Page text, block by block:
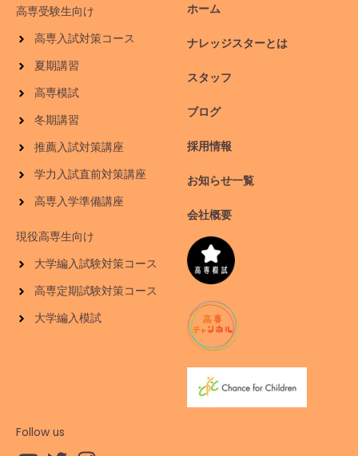
高専受験生向け
高専入試対策コース
夏期講習
高専模試
冬期講習
推薦入試対策講座
学力入試直前対策講座
高専入学準備講座
現役高専生向け
大学編入試験対策コース
高専定期試験対策コース
大学編入模試
ホーム
ナレッジスターとは
スタッフ
ブログ
採用情報
お知らせ一覧
会社概要
Follow us